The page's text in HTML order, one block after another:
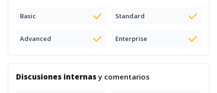
Basic Standard
Advanced Enterprise
Discusiones internasy comentarios